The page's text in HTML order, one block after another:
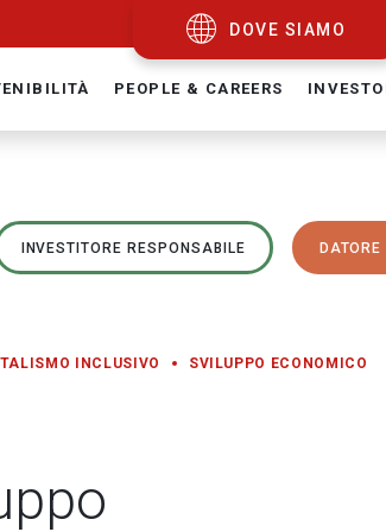
DOVE SIAMO
PEOPLE & CAREERS
INVESTITORE RESPONSABILE
INCLUSIVO SVILUPPO ECONOMICO